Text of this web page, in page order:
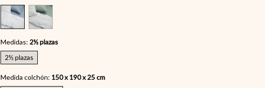
Medidas: 2½ plazas
2½ plazas
Medida colchón: 150 x 190 x 25 cm